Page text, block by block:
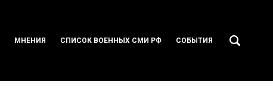
МНЕНИЯ СПИСОК ВОЕННЫХ СМИ РФ СОБЫТИЯ